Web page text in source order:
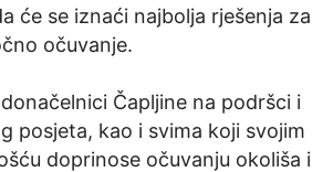
će se iznaći najbolja rješenja za
očuvanje.
Čapljine na podršci i
posjeta, kao i svima koji svojim
doprinose očuvanju okoliša i